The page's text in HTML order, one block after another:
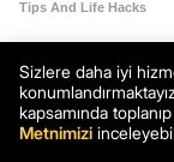
Sizlere daha iyi
kapsamında
Metnimizi